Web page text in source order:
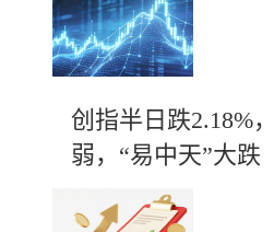
创指半日跌2.18%
弱，“易中天”大跌